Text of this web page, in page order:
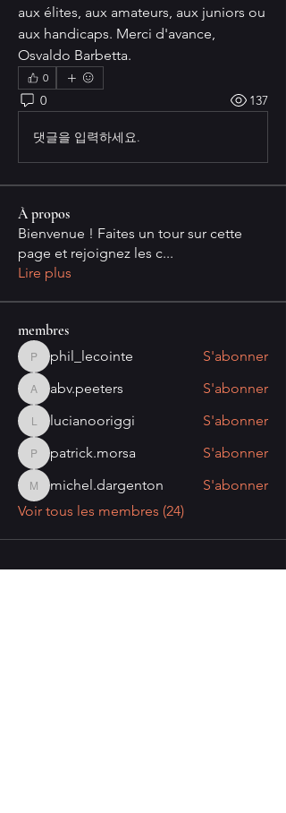
aux élites, aux amateurs, aux juniors ou
aux handicaps. Merci d'avance,
Osvaldo Barbetta.
0
0 137
댓글을 입력하세요.
À propos
Bienvenue ! Faites un tour sur cette
page et rejoignez les c...
Lire plus
membres
phil_lecointe
phil_lecointe S'abonner
abv.peeters
abv.peeters S'abonner
lucianooriggi
lucianooriggi S'abonner
patrick.morsa
patrick.morsa S'abonner
michel.dargenton
michel.dargenton
S'abonner
Voir tous les membres (24)